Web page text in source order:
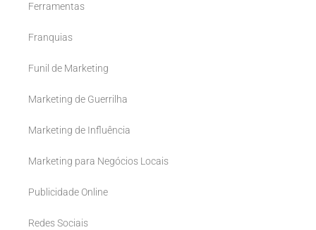
Ferramentas
Franquias
Funil de Marketing
Marketing de Guerrilha
Marketing de Influência
Marketing para Negócios Locais
Publicidade Online
Redes Sociais